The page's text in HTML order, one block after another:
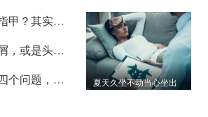
一个月帮你治愈灰指甲？其实，事实是这样的
脱发、断发、有鳞屑，或是头癣在作怪
体癣有传染性吗？四个问题，帮你了解体癣
夏天久坐不动当心坐出